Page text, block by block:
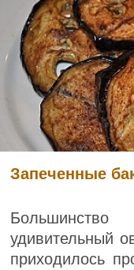
Запеченные
удивительный
приходилось